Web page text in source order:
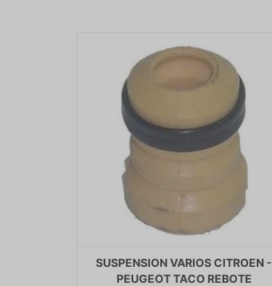
SUSPENSION VARIOS CITROEN -
PEUGEOT TACO REBOTE